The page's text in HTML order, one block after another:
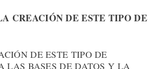
CREACIÓN DE ESTE TIPO DE
DE ESTE TIPO DE
LAS BASES DE DATOS Y LA